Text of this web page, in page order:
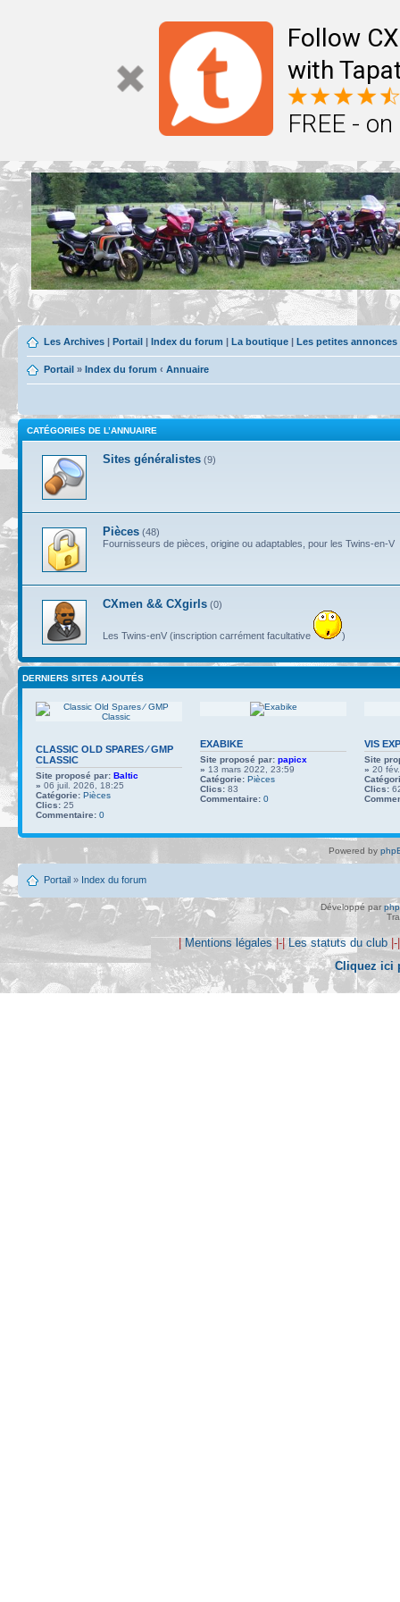
Follow
with
FREE -
Les Archives | Portail | Index du forum | La boutique | Les petites
Portail » Index du forum ‹ Annuaire
CATÉGORIES DE L’ANNUAIRE
Sites généralistes (9)
Pièces (48)
Fournisseurs de pièces, origine ou adaptables, pour les Twins-en-V
CXmen && CXgirls (0)
Les Twins-enV (inscription carrément facultative )
DERNIERS SITES AJOUTÉS
CLASSIC OLD SPARES ∕ GMP
CLASSIC
Site proposé par: Baltic
» 06 juil. 2026, 18:25
Catégorie: Pièces
Clics: 25
Commentaire: 0
EXABIKE
Site proposé par: papicx
» 13 mars 2022, 23:59
Catégorie: Pièces
Clics: 83
Commentaire: 0
VIS
Site
» 20
Clics:
Powered by
Portail » Index du forum
Développé par
|Mentions légales|-|Les statuts du club
Cliquez ici